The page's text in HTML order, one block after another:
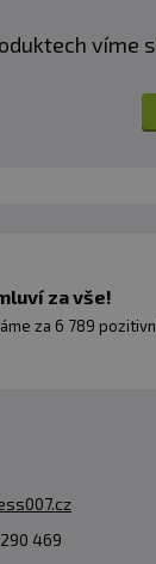
víme
za vše!
za 6 789
469